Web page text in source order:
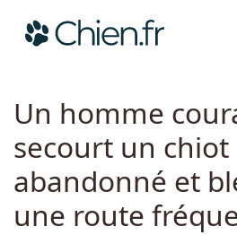
Races
Guides
CHIEN.FR ACTUALITÉS
Un homme
secourt un chiot
abandonné et
une route